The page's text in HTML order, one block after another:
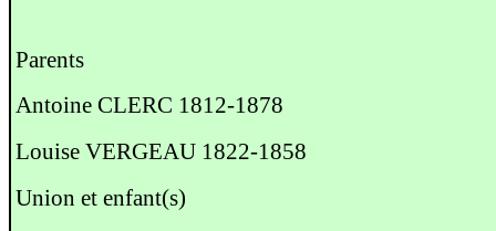
Parents
Antoine CLERC 1812-1878
Louise VERGEAU 1822-1858
Union et enfant(s)